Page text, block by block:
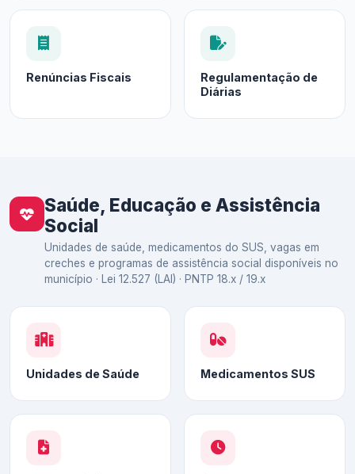
Renúncias Fiscais
Regulamentação de
Diárias
Saúde, Educação e Assistência
Social
Unidades de saúde, medicamentos do SUS, vagas em
creches e programas de assistência social disponíveis no
município · Lei 12.527 (LAI) · PNTP 18.x / 19.x
Unidades de Saúde Medicamentos SUS